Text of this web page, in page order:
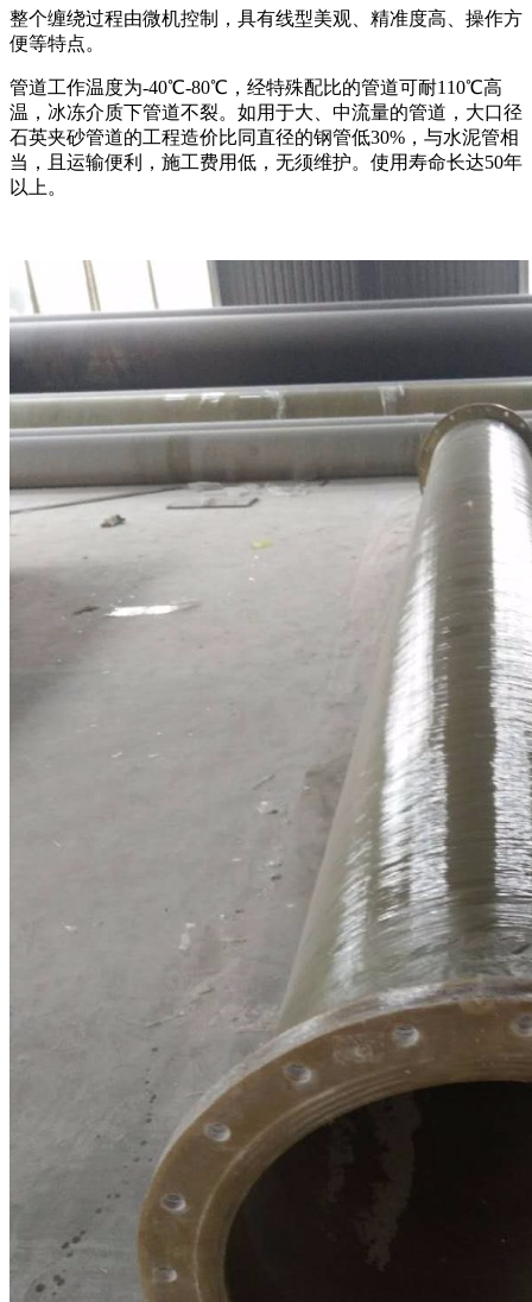
整个缠绕过程由微机控制，具有线型美观、精准度高、操作方
便等特点。
管道工作温度为-40℃-80℃，经特殊配比的管道可耐110℃高
温，冰冻介质下管道不裂。如用于大、中流量的管道，大口径
石英夹砂管道的工程造价比同直径的钢管低30%，与水泥管相
当，且运输便利，施工费用低，无须维护。使用寿命长达50年
以上。